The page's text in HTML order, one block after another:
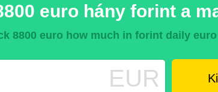
euro hány forint a
8800 euro how much in forint daily
EUR